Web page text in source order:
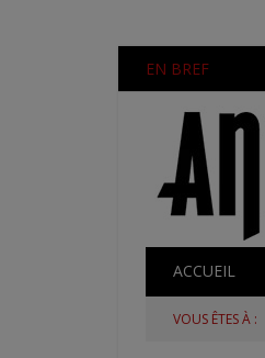
EN BREF
ACCUEIL
VOUS ÊTES À :